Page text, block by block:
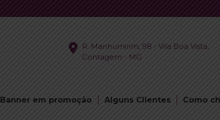
R. Manhumirim, 98 - Vila Boa Vista,
Contagem - MG
Banner em promoção Alguns Clientes Como